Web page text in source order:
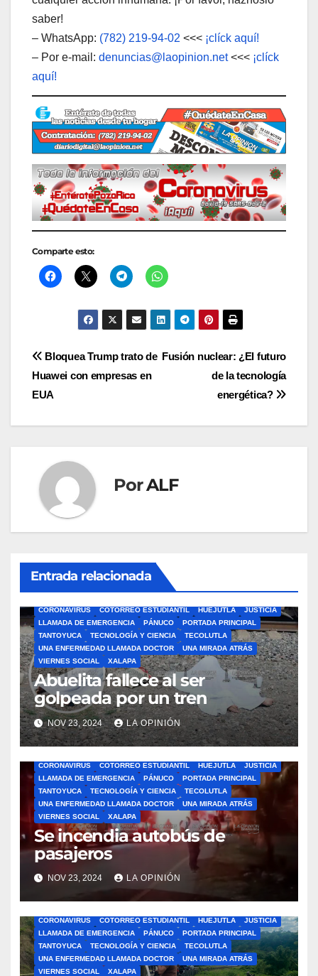
saber!
– WhatsApp: (782) 219-94-02 <<< ¡clíck aquí!
– Por e-mail: denuncias@laopinion.net<<< ¡clíck
aquí!
Comparte esto:
Navegación
de
entradas
Fusión nuclear: ¿El futuro
de la tecnología
energética?
Bloquea Trump trato de
Huawei con empresas en
EUA
PorALF
Entrada relacionada
CORONAVIRUS
COTORREO ESTUDIANTIL HUEJUTLA
JUSTICIA
LLAMADA DE EMERGENCIA
PÁNUCO
PORTADA PRINCIPAL
TANTOYUCA
TECNOLOGÍA Y CIENCIA
TECOLUTLA
UNA ENFERMEDAD LLAMADA DOCTOR
UNA MIRADA ATRÁS
VIERNES SOCIAL
XALAPA
Abuelita fallece al ser
golpeada por un tren
NOV 23, 2024 LA OPINIÓN
CORONAVIRUS
COTORREO ESTUDIANTIL HUEJUTLA
JUSTICIA
LLAMADA DE EMERGENCIA
PÁNUCO
PORTADA PRINCIPAL
TANTOYUCA
TECNOLOGÍA Y CIENCIA
TECOLUTLA
UNA ENFERMEDAD LLAMADA DOCTOR
UNA MIRADA ATRÁS
VIERNES SOCIAL
XALAPA
Se incendia autobús de
pasajeros
NOV 23, 2024 LA OPINIÓN
CORONAVIRUS
COTORREO ESTUDIANTIL HUEJUTLA
JUSTICIA
LLAMADA DE EMERGENCIA
PÁNUCO
PORTADA PRINCIPAL
TANTOYUCA
TECNOLOGÍA Y CIENCIA
TECOLUTLA
UNA ENFERMEDAD LLAMADA DOCTOR
UNA MIRADA ATRÁS
VIERNES SOCIAL
XALAPA